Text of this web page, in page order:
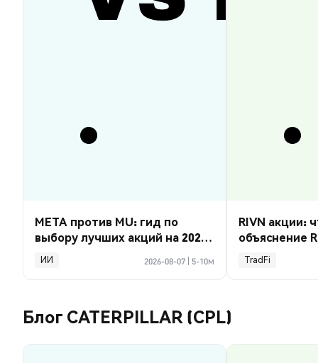
META против MU: гид по
выбору лучших акций на 2026
год
ИИ 2026-08-07 5-10м
RIVN акции:
объяснение
TradFi
Блог CATERPILLAR (CPL)